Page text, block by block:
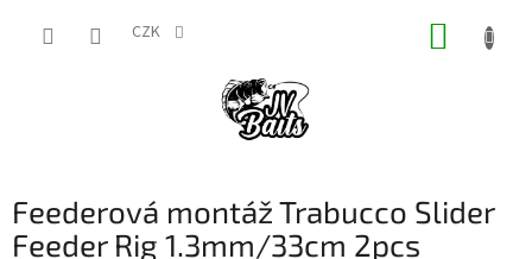
CZK
Feederová montáž Trabucco Slider
Feeder Rig 1.3mm/33cm 2pcs